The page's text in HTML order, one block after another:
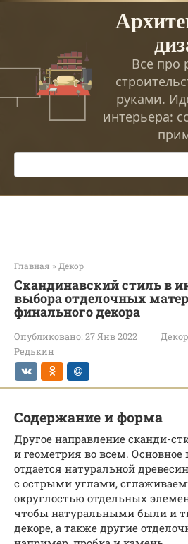
Перейти
Все про
руками.
интерьера:
Поиск:
Главная » Декор
Скандинавский стиль в
выбора отделочных
финального декора
Опубликовано: 27 Янв 2022 Декор
Редькин
Содержание и форма
Другое направление сканди-
и геометрия во всем. Основное
отдается натуральной
с острыми углами,
округлостью отдельных
чтобы натуральными были и
декоре, а также другие